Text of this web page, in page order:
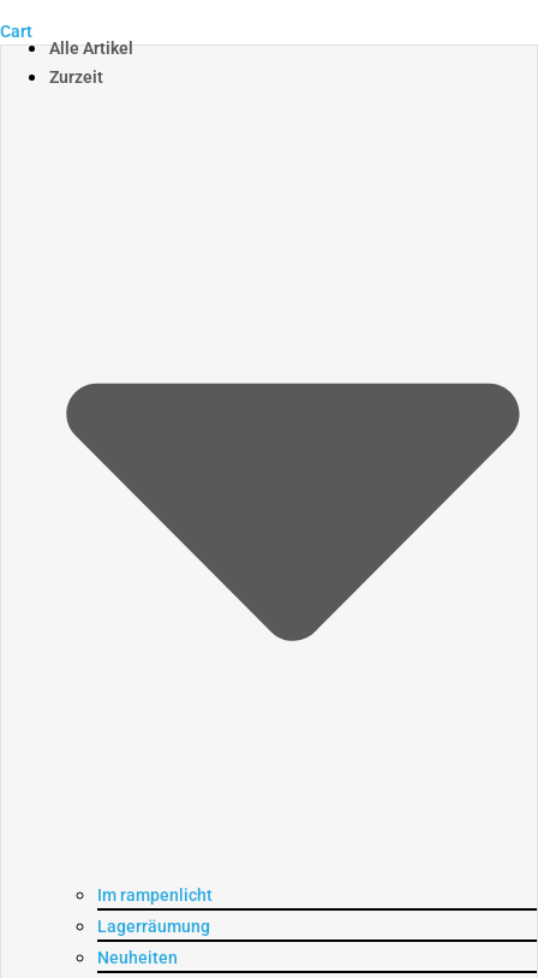
Cart
Alle Artikel
Zurzeit
Im rampenlicht
Lagerräumung
Neuheiten